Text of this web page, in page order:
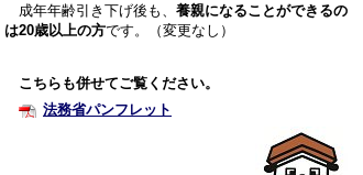
成年年齢引き下げ後も、 養親になることができるの
は20歳以上の方です。（変更なし）
こちらも併せてご覧ください。
法務省パンフレット